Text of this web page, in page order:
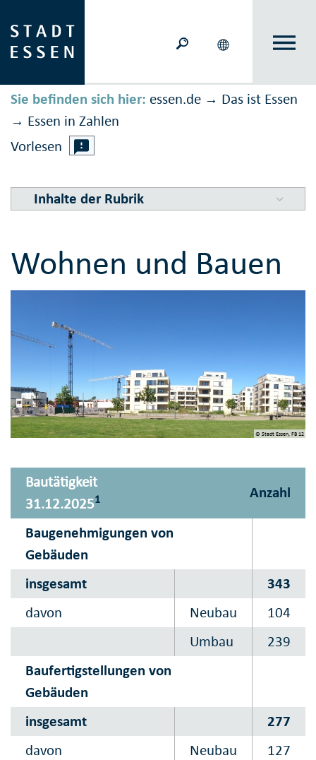
Sie befinden sich hier: essen.de → Das ist Essen
→ Essen in Zahlen
Vorlesen
Inhalte der Rubrik
Wohnen und Bauen
© Stadt Essen, FB 12
Bautätigkeit
31.12.20251 Anzahl
Baugenehmigungen von
Gebäuden
insgesamt
343
davon
Neubau
104
Umbau
239
Baufertigstellungen von
Gebäuden
insgesamt
277
davon
Neubau
127